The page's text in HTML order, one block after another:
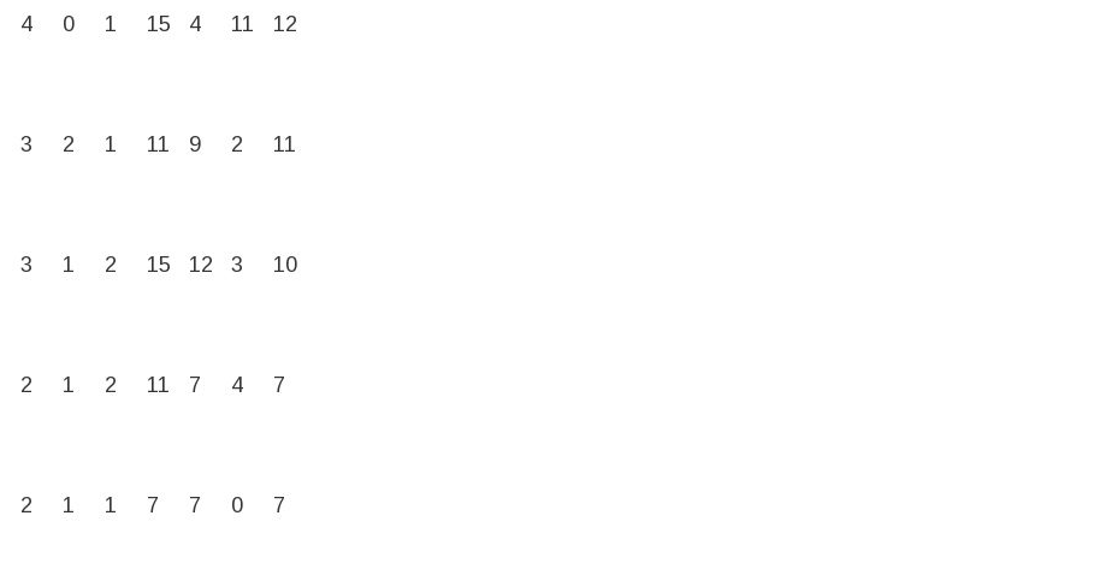
4 0 1 15 4 11 12
3 2 1 11 9 2 11
3 1 2 15 12 3 10
2 1 2 11 7 4 7
2 1 1 7 7 0 7